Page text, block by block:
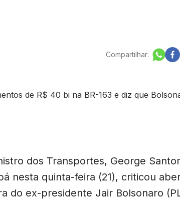
Compartilhar:
dos Transportes, George
nesta quinta-feira (21), criticou
do ex-presidente Jair Bolsonaro